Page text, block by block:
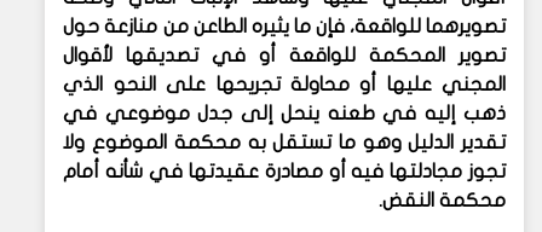
تصويرهما للواقعة، فإن ما يثيره الطاعن من منازعة حول
تصوير المحكمة للواقعة أو في تصديقها لأقوال
المجني عليها أو محاولة تجريحها على النحو الذي
ذهب إليه في طعنه ينحل إلى جدل موضوعي في
تقدير الدليل وهو ما تستقل به محكمة الموضوع ولا
تجوز مجادلتها فيه أو مصادرة عقيدتها في شأنه أمام
محكمة النقض.